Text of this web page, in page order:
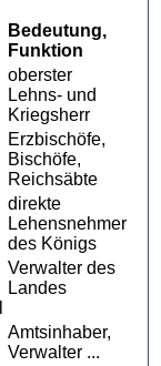
Bedeutung,
Funktion
oberster
Lehns- und
Kriegsherr
Erzbischöfe,
Bischöfe,
Reichsäbte
direkte
Lehensnehmer
des Königs
Verwalter des
Landes
Amtsinhaber,
Verwalter ...